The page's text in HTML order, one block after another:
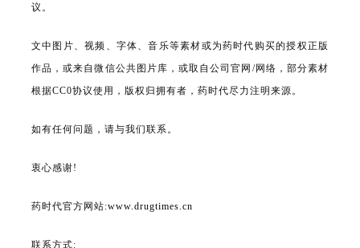
议。
文中图片、视频、字体、音乐等素材或为药时代购买的授权正版
作品，或来自微信公共图片库，或取自公司官网/网络，部分素材
根据CC0协议使用，版权归拥有者，药时代尽力注明来源。
如有任何问题，请与我们联系。
衷心感谢!
药时代官方网站:www.drugtimes.cn
联系方式: